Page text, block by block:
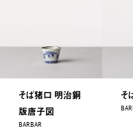
そば猪口 明治銅
版唐子図
BARBAR
そ